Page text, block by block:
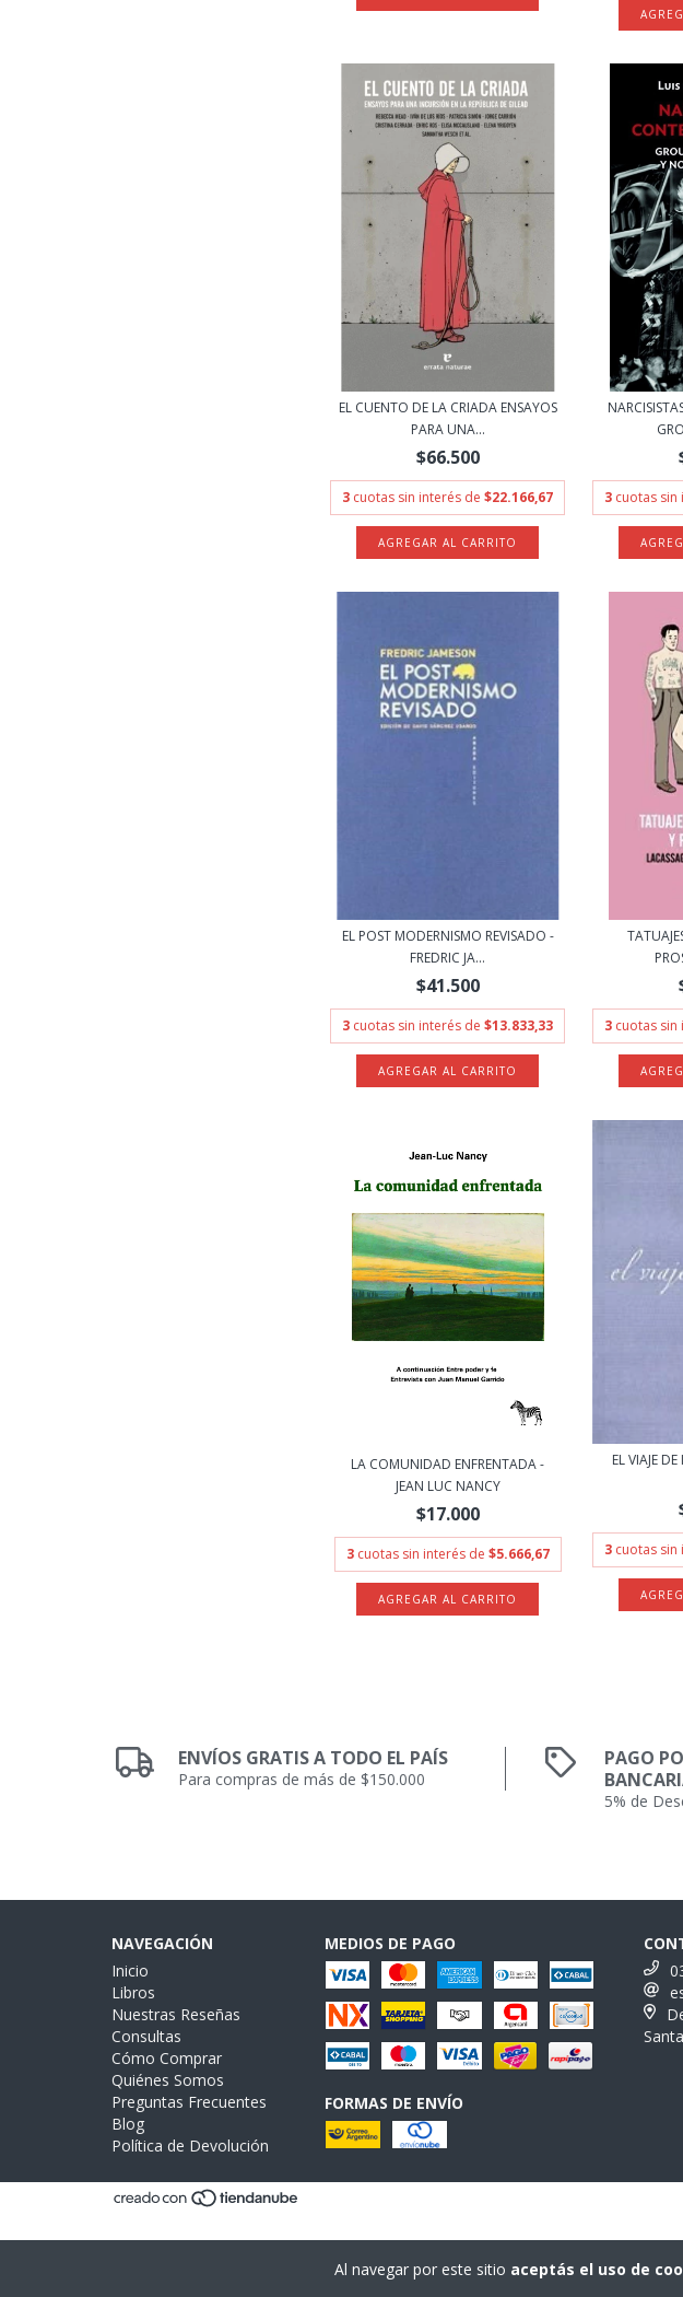
Al navegar por este sitio aceptás el uso de
EL CUENTO DE LA CRIADA ENSAYOS
PARA UNA...
$66.500
3 cuotas sin interés de$22.166,67 3 cuotas
EL POST MODERNISMO REVISADO -
FREDRIC JA...
$41.500
3 cuotas sin interés de$13.833,33 3 cuotas
LA COMUNIDAD ENFRENTADA -
JEAN LUC NANCY
$17.000
3 cuotas sin interés de $5.666,67
EL VIAJE
3 cuotas
ENVÍOS GRATIS A TODO EL PAÍS
Para compras de más de $150.000
PAGO
5% de
NAVEGACIÓN
Inicio
Libros
Nuestras Reseñas
Consultas
Cómo Comprar
Quiénes Somos
Preguntas Frecuentes
Blog
Política de Devolución
MEDIOS DE PAGO
FORMAS DE ENVÍO